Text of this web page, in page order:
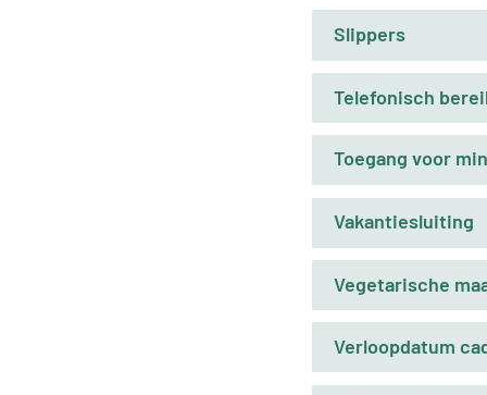
Slippers
Telefonisch
Toegang voor
Vakantiesluiting
Vegetarische
Verloopdatum